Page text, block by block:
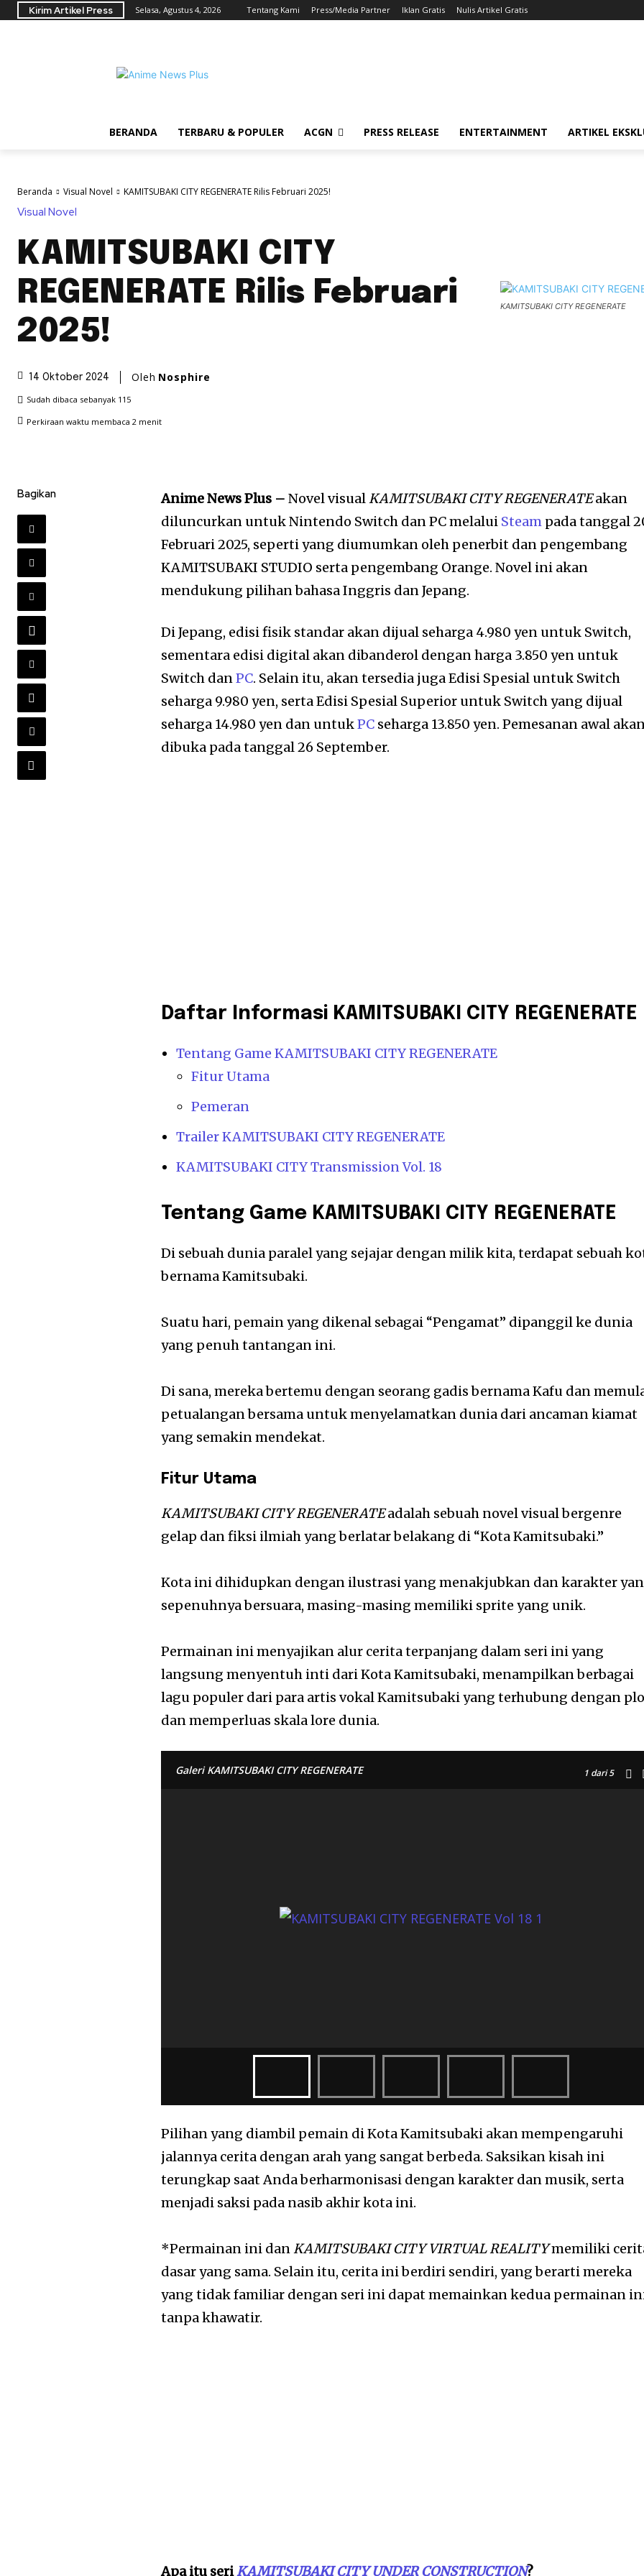
Kirim Artikel Press Selasa, Agustus 4, 2026 Tentang Kami Press/Media Partner Iklan Gratis Nulis Artikel Gratis
BERANDA TERBARU & POPULER ACGN PRESS RELEASE ENTERTAINMENT ARTIKEL
Beranda Visual Novel KAMITSUBAKI CITY REGENERATE Rilis Februari 2025!
Visual Novel
KAMITSUBAKI CITY
REGENERATE Rilis Februari
2025!
14 Oktober 2024 Oleh Nosphire
Sudah dibaca sebanyak 115
Perkiraan waktu membaca 2 menit
KAMITSUBAKI CITY REGENERATE
Bagikan Anime News Plus –Novel visualKAMITSUBAKI CITY REGENERATEakan
diluncurkan untuk Nintendo Switch dan PC melalui Steam pada tanggal
Februari 2025, seperti yang diumumkan oleh penerbit dan pengembang
KAMITSUBAKI STUDIO serta pengembang Orange. Novel ini akan
mendukung pilihan bahasa Inggris dan Jepang.
Di Jepang, edisi fisik standar akan dijual seharga 4.980 yen untuk Switch,
sementara edisi digital akan dibanderol dengan harga 3.850 yen untuk
Switch danPC. Selain itu, akan tersedia juga Edisi Spesial untuk Switch
seharga 9.980 yen, serta Edisi Spesial Superior untuk Switch yang dijual
seharga 14.980 yen dan untukPC seharga 13.850 yen. Pemesanan awal
dibuka pada tanggal 26 September.
Daftar Informasi KAMITSUBAKI CITY REGENERATE
Tentang Game KAMITSUBAKI CITY REGENERATE
Fitur Utama
Pemeran
Trailer KAMITSUBAKI CITY REGENERATE
KAMITSUBAKI CITY Transmission Vol. 18
Tentang Game KAMITSUBAKI CITY REGENERATE
Di sebuah dunia paralel yang sejajar dengan milik kita, terdapat sebuah
bernama Kamitsubaki.
Suatu hari, pemain yang dikenal sebagai “Pengamat” dipanggil ke dunia
yang penuh tantangan ini.
Di sana, mereka bertemu dengan seorang gadis bernama Kafu dan
petualangan bersama untuk menyelamatkan dunia dari ancaman kiamat
yang semakin mendekat.
Fitur Utama
KAMITSUBAKI CITY REGENERATEadalah sebuah novel visual bergenre
gelap dan fiksi ilmiah yang berlatar belakang di “Kota Kamitsubaki.”
Kota ini dihidupkan dengan ilustrasi yang menakjubkan dan karakter
sepenuhnya bersuara, masing-masing memiliki sprite yang unik.
Permainan ini menyajikan alur cerita terpanjang dalam seri ini yang
langsung menyentuh inti dari Kota Kamitsubaki, menampilkan berbagai
lagu populer dari para artis vokal Kamitsubaki yang terhubung dengan
dan memperluas skala lore dunia.
Galeri KAMITSUBAKI CITY REGENERATE 1 dari 5
Pilihan yang diambil pemain di Kota Kamitsubaki akan mempengaruhi
jalannya cerita dengan arah yang sangat berbeda. Saksikan kisah ini
terungkap saat Anda berharmonisasi dengan karakter dan musik, serta
menjadi saksi pada nasib akhir kota ini.
*Permainan ini danKAMITSUBAKI CITY VIRTUAL REALITYmemiliki
dasar yang sama. Selain itu, cerita ini berdiri sendiri, yang berarti mereka
yang tidak familiar dengan seri ini dapat memainkan kedua permainan
tanpa khawatir.
Apa itu seriKAMITSUBAKI CITY UNDER CONSTRUCTION?